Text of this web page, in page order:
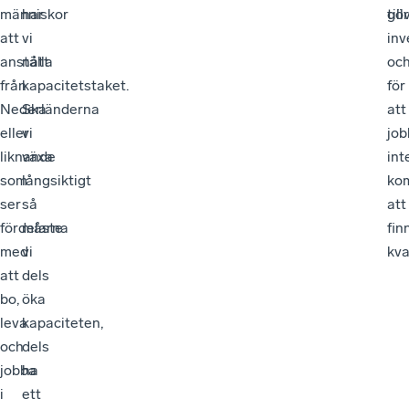
människor
att
anställa
från
Nederländerna
eller
liknande
som
ser
fördelarna
med
att
bo,
leva
och
jobba
i
har
vi
nått
kapacitetstaket.
Ska
vi
växa
långsiktigt
så
måste
vi
dels
öka
kapaciteten,
dels
ha
ett
för
att
att